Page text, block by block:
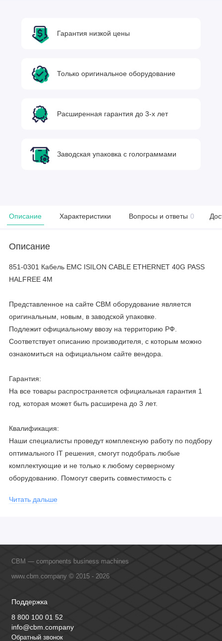
Гарантия низкой цены
Только оригинальное оборудование
Расширенная гарантия до 3-х лет
Заводская упаковка с голограммами
Описание Характеристики Вопросы и ответы 0
Описание
851-0301 Кабель EMC ISILON CABLE ETHERNET 40G PASS
HALFREE 4M
Представленное на сайте CBM оборудование является
оригинальным, новым, в заводской упаковке.
Подлежит официальному ввозу на территорию РФ.
Соответствует описанию производителя, с которым можно
ознакомиться на официальном сайте вендора.
Гарантия:
На все товары распространяется официальная гарантия 1
год, которая может быть расширена до 3 лет.
Квалификация:
Наши специалисты проведут комплексную работу по подбору
оптимального IT решения, смогут подобрать любые
комплектующие и не только к любому серверному
оборудованию. Помогут сверить совместимость с
официальными производителями и проводим регулярное
Читать дальше
CBM — components business machines
www.cbm.company © 2015 - 2026
Поддержка
8 800 100 01 52
info@cbm.company
Обратный звонок